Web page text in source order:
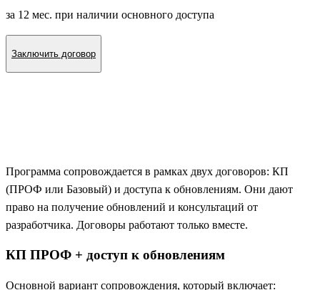
за 12 мес. при наличии основного доступа
Заключить договор
Программа сопровождается в рамках двух договоров: КП
(ПРОФ или Базовый) и доступа к обновлениям. Они дают
право на получение обновлений и консультаций от
разработчика. Договоры работают только вместе.
КП ПРОФ + доступ к обновлениям
Основной вариант сопровождения, который включает: